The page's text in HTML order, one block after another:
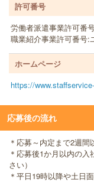
許可番号
労働者派遣事業許可番
職業紹介事業許可番号:
ホームページ
https://
応募後の流れ
＊応募～内定まで2週間
＊応募後1か月以内の
さい）
＊平日19時以降や土日